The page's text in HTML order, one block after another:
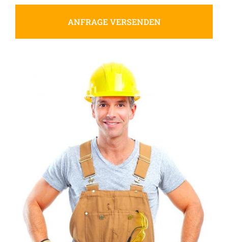
ANFRAGE VERSENDEN